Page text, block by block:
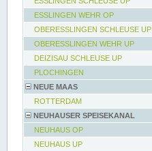
ESSLINGEN WEHR OP
OBERESSLINGEN SCHLEUSE UP
OBERESSLINGEN WEHR UP
DEIZISAU SCHLEUSE UP
PLOCHINGEN
NEUE MAAS
ROTTERDAM
NEUHAUSER SPEISEKANAL
NEUHAUS OP
NEUHAUS UP